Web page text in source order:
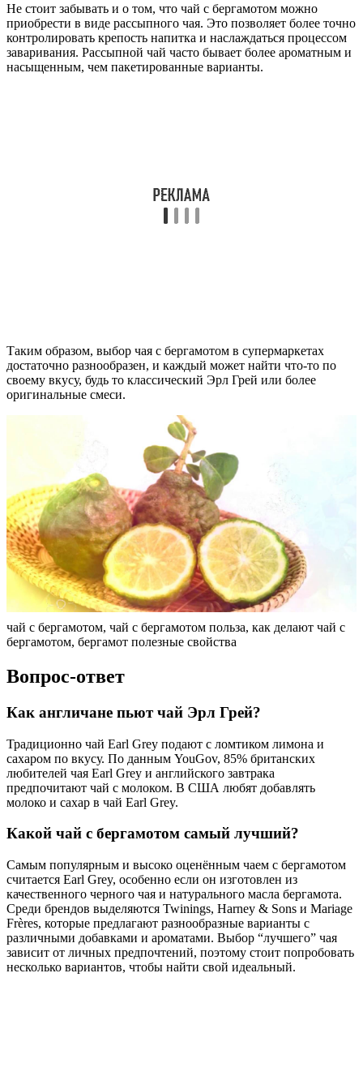
Не стоит забывать и о том, что чай с бергамотом можно
приобрести в виде рассыпного чая. Это позволяет более точно
контролировать крепость напитка и наслаждаться процессом
заваривания. Рассыпной чай часто бывает более ароматным и
насыщенным, чем пакетированные варианты.
Таким образом, выбор чая с бергамотом в супермаркетах
достаточно разнообразен, и каждый может найти что-то по
своему вкусу, будь то классический Эрл Грей или более
оригинальные смеси.
чай с бергамотом, чай с бергамотом польза, как делают чай с
бергамотом, бергамот полезные свойства
Вопрос-ответ
Как англичане пьют чай Эрл Грей?
Традиционно чай Earl Grey подают с ломтиком лимона и
сахаром по вкусу. По данным YouGov, 85% британских
любителей чая Earl Grey и английского завтрака
предпочитают чай с молоком. В США любят добавлять
молоко и сахар в чай Earl Grey.
Какой чай с бергамотом самый лучший?
Самым популярным и высоко оценённым чаем с бергамотом
считается Earl Grey, особенно если он изготовлен из
качественного черного чая и натурального масла бергамота.
Среди брендов выделяются Twinings, Harney & Sons и Mariage
Frères, которые предлагают разнообразные варианты с
различными добавками и ароматами. Выбор “лучшего” чая
зависит от личных предпочтений, поэтому стоит попробовать
несколько вариантов, чтобы найти свой идеальный.